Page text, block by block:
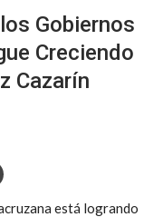
Gobiernos
Creciendo
Cazarín
está logrando